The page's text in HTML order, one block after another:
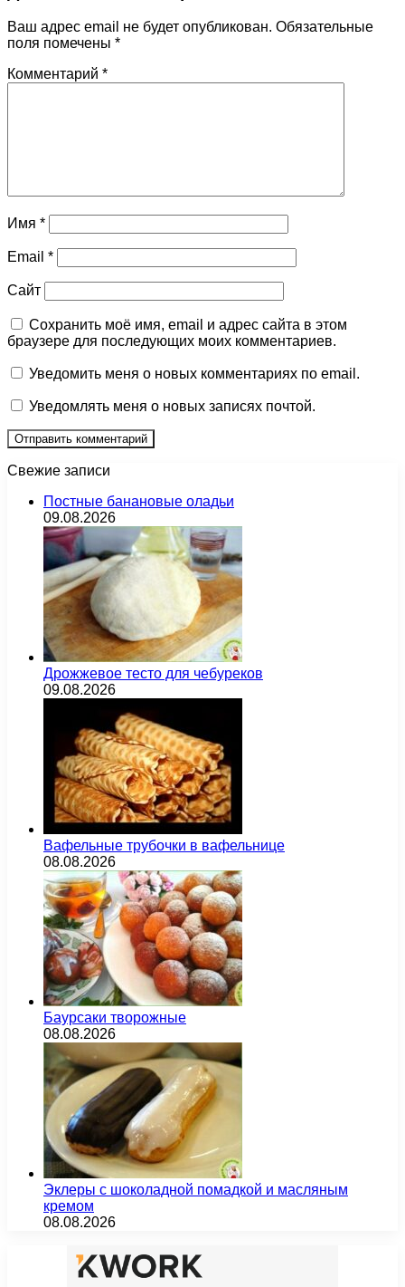
Ваш адрес email не будет опубликован. Обязательные
поля помечены *
Комментарий *
Имя *
Email *
Сайт
Сохранить моё имя, email и адрес сайта в этом
браузере для последующих моих комментариев.
Уведомить меня о новых комментариях по email.
Уведомлять меня о новых записях почтой.
Свежие записи
Постные банановые оладьи
09.08.2026
Дрожжевое тесто для чебуреков
09.08.2026
Вафельные трубочки в вафельнице
08.08.2026
Баурсаки творожные
08.08.2026
Эклеры с шоколадной помадкой и масляным
кремом
08.08.2026